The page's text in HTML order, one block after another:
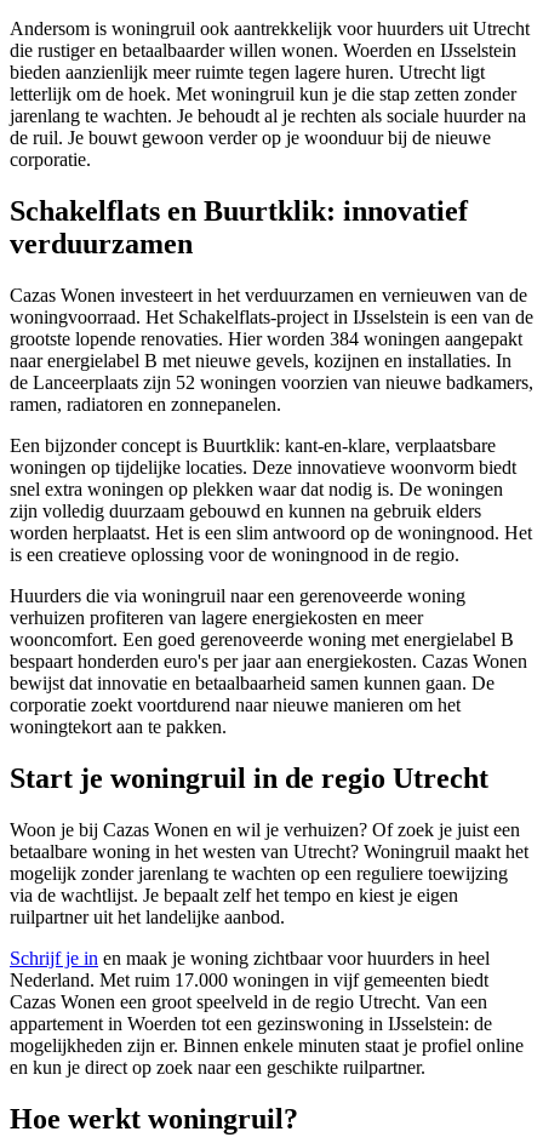
Andersom is woningruil ook aantrekkelijk voor huurders uit Utrecht
die rustiger en betaalbaarder willen wonen. Woerden en IJsselstein
bieden aanzienlijk meer ruimte tegen lagere huren. Utrecht ligt
letterlijk om de hoek. Met woningruil kun je die stap zetten zonder
jarenlang te wachten. Je behoudt al je rechten als sociale huurder na
de ruil. Je bouwt gewoon verder op je woonduur bij de nieuwe
corporatie.
Schakelflats en Buurtklik: innovatief
verduurzamen
Cazas Wonen investeert in het verduurzamen en vernieuwen van de
woningvoorraad. Het Schakelflats-project in IJsselstein is een van de
grootste lopende renovaties. Hier worden 384 woningen aangepakt
naar energielabel B met nieuwe gevels, kozijnen en installaties. In
de Lanceerplaats zijn 52 woningen voorzien van nieuwe badkamers,
ramen, radiatoren en zonnepanelen.
Een bijzonder concept is Buurtklik: kant-en-klare, verplaatsbare
woningen op tijdelijke locaties. Deze innovatieve woonvorm biedt
snel extra woningen op plekken waar dat nodig is. De woningen
zijn volledig duurzaam gebouwd en kunnen na gebruik elders
worden herplaatst. Het is een slim antwoord op de woningnood. Het
is een creatieve oplossing voor de woningnood in de regio.
Huurders die via woningruil naar een gerenoveerde woning
verhuizen profiteren van lagere energiekosten en meer
wooncomfort. Een goed gerenoveerde woning met energielabel B
bespaart honderden euro's per jaar aan energiekosten. Cazas Wonen
bewijst dat innovatie en betaalbaarheid samen kunnen gaan. De
corporatie zoekt voortdurend naar nieuwe manieren om het
woningtekort aan te pakken.
Start je woningruil in de regio Utrecht
Woon je bij Cazas Wonen en wil je verhuizen? Of zoek je juist een
betaalbare woning in het westen van Utrecht? Woningruil maakt het
mogelijk zonder jarenlang te wachten op een reguliere toewijzing
via de wachtlijst. Je bepaalt zelf het tempo en kiest je eigen
ruilpartner uit het landelijke aanbod.
Schrijf je in en maak je woning zichtbaar voor huurders in heel
Nederland. Met ruim 17.000 woningen in vijf gemeenten biedt
Cazas Wonen een groot speelveld in de regio Utrecht. Van een
appartement in Woerden tot een gezinswoning in IJsselstein: de
mogelijkheden zijn er. Binnen enkele minuten staat je profiel online
en kun je direct op zoek naar een geschikte ruilpartner.
Hoe werkt woningruil?